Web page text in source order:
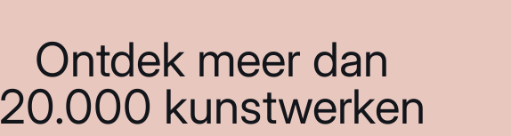
Ontdek meer dan
20.000 kunstwerken